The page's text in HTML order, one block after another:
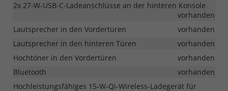
2x 27-W-USB-C-Ladeanschlüsse an der hinteren Konsole
vorhanden
Lautsprecher in den Vordertüren
vorhanden
Lautsprecher in den hinteren Türen
vorhanden
Hochtöner in den Vordertüren
vorhanden
Bluetooth
vorhanden
Hochleistungsfähiges 15-W-Qi-Wireless-Ladegerät für